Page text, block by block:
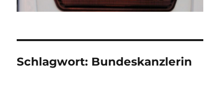
Schlagwort: Bundeskanzlerin